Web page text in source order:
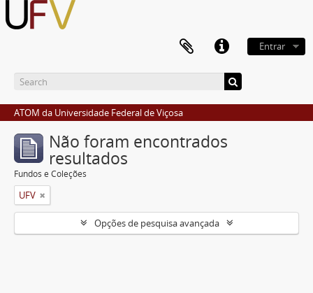
Entrar
ATOM da Universidade Federal de Viçosa
Não foram encontrados
resultados
Fundos e Coleções
UFV
Opções de pesquisa avançada